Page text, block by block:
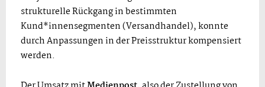
strukturelle Rückgang in bestimmten
Kund*innensegmenten (Versandhandel), konnte
durch Anpassungen in der Preisstruktur kompensiert
werden.